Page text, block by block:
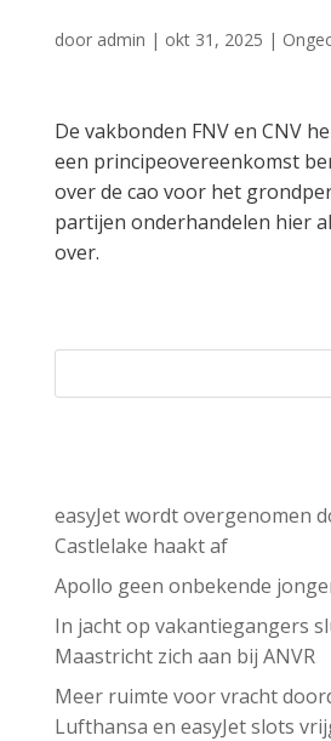
door admin | okt 31, 2025 |
De vakbonden FNV en CNV
een principeovereenkomst
over de cao voor het
partijen onderhandelen hier
over.
easyJet wordt overgenomen
Castlelake haakt af
Apollo geen onbekende
In jacht op vakantiegangers
Maastricht zich aan bij ANVR
Meer ruimte voor vracht
Lufthansa en easyJet slots